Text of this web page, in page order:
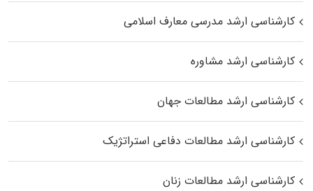
کارشناسی ارشد مدرسی معارف اسلامی
کارشناسی ارشد مشاوره
کارشناسی ارشد مطالعات جهان
کارشناسی ارشد مطالعات دفاعی استراتژیک
کارشناسی ارشد مطالعات زنان